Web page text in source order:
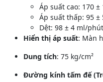
Áp suất cao: 170
Áp suất thấp: 95
Dệt: 98 ± 4 ml/phút
Hiển thị áp suất: Màn
Dung tích: 75 kg/cm²
Đường kính tấm đế